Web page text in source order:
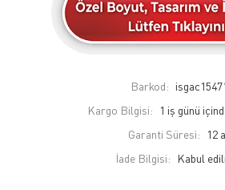
Barkod:
Kargo Bilgisi:
1 iş günü
Garanti Süresi:
12
İade Bilgisi: